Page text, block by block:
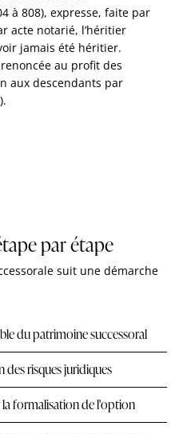
à 808), expresse, faite par
acte notarié, l’héritier
jamais été héritier.
au profit des
aux descendants par
par étape
suit une démarche
du patrimoine successoral
risques juridiques
formalisation de l'option